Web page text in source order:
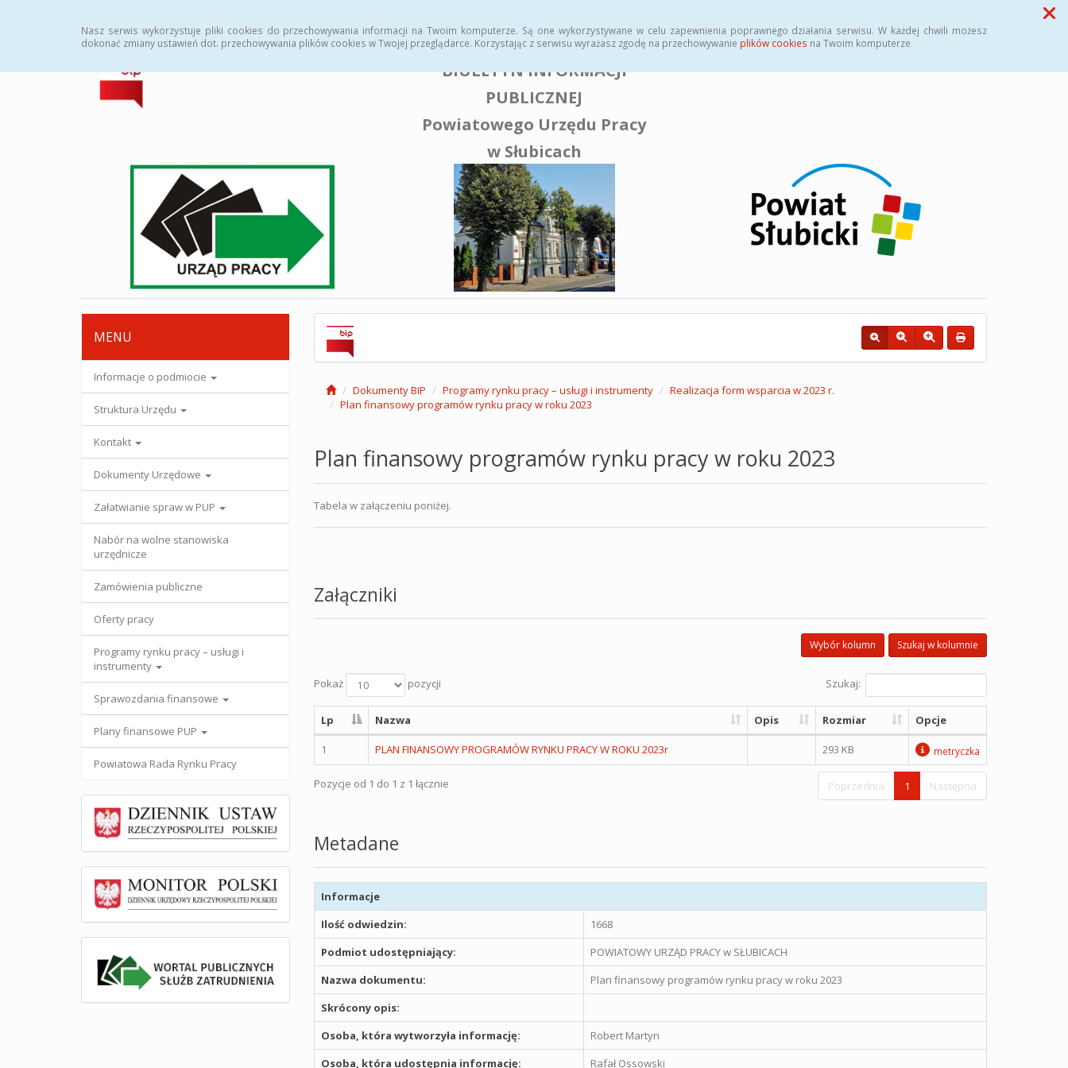
Nasz serwis wykorzystuje pliki cookies do przechowywania informacji na Twoim komputerze. Są one wykorzystywane w celu zapewnienia poprawnego działania serwisu. W każdej chwili możesz
dokonać zmiany ustawień dot. przechowywania plików cookies w Twojej przeglądarce. Korzystając z serwisu wyrażasz zgodę na przechowywanie plików cookies na Twoim komputerze.
Przycisk wyszukaj duży
BIULETYN INFORMACJI
PUBLICZNEJ
Powiatowego Urzędu Pracy
w Słubicach
MENU
Informacje o podmiocie
Struktura Urzędu
Kontakt
Dokumenty Urzędowe
Załatwianie spraw w PUP
Nabór na wolne stanowiska
urzędnicze
Zamówienia publiczne
Oferty pracy
Programy rynku pracy – usługi i
instrumenty
Sprawozdania finansowe
Plany finansowe PUP
Powiatowa Rada Rynku Pracy
Dokumenty BIP Programy rynku pracy – usługi i instrumenty
Realizacja form wsparcia w 2023 r.
Plan finansowy programów rynku pracy w roku 2023
Plan finansowy programów rynku pracy w roku 2023
Tabela w załączeniu poniżej.
Załączniki
Szukaj w kolumnie
Wybór kolumn
Pokaż pozycji Szukaj:
Lp Nazwa Opis Rozmiar Opcje
1 PLAN FINANSOWY PROGRAMÓW RYNKU PRACY W ROKU 2023r 293 KB metryczka
Pozycje od 1 do 1 z 1 łącznie Poprzednia 1 Następna
Metadane
Informacje
Ilość odwiedzin:
1668
Podmiot udostępniający:
POWIATOWY URZĄD PRACY w SŁUBICACH
Nazwa dokumentu:
Plan finansowy programów rynku pracy w roku 2023
Skrócony opis:
Osoba, która wytworzyła informację:
Robert Martyn
Osoba, która udostępnia informację:
Rafał Ossowski